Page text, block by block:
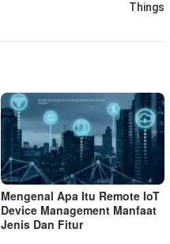
Things
Mengenal Apa Itu Remote IoT
Device Management Manfaat
Jenis Dan Fitur